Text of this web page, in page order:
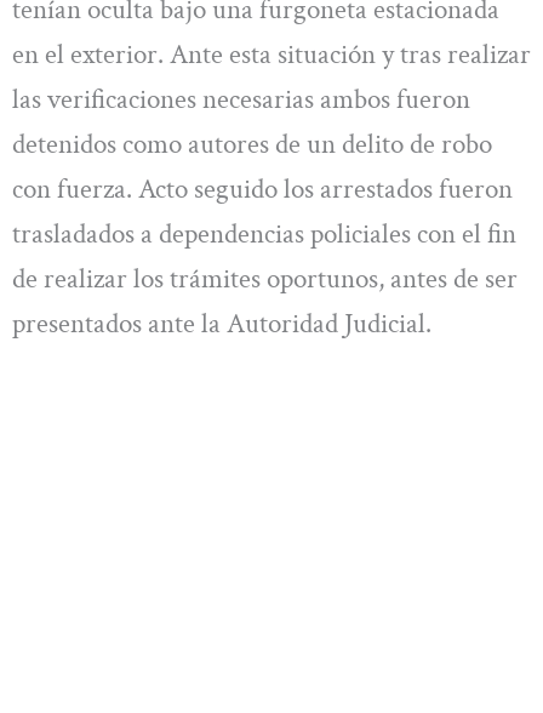
tenían oculta bajo una furgoneta estacionada
en el exterior. Ante esta situación y tras realizar
las verificaciones necesarias ambos fueron
detenidos como autores de un delito de robo
con fuerza. Acto seguido los arrestados fueron
trasladados a dependencias policiales con el fin
de realizar los trámites oportunos, antes de ser
presentados ante la Autoridad Judicial.